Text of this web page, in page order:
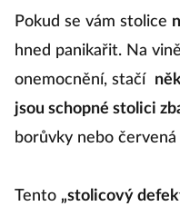
Pokud se vám stolice
hned panikařit. Na
onemocnění, stačí
jsou schopné stolici
borůvky nebo červená
Tento „stolicový